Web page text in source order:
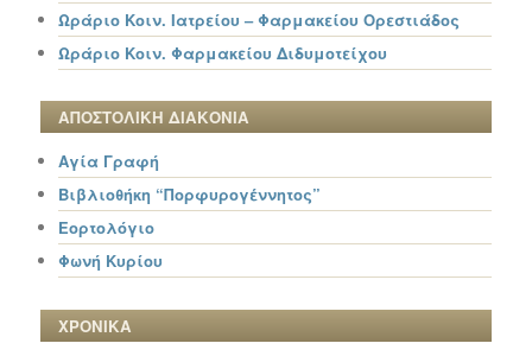
Ωράριο Κοιν. Ιατρείου – Φαρμακείου Ορεστιάδος
Ωράριο Κοιν. Φαρμακείου Διδυμοτείχου
ΑΠΟΣΤΟΛΙΚΗ ΔΙΑΚΟΝΙΑ
Αγία Γραφή
Βιβλιοθήκη “Πορφυρογέννητος”
Εορτολόγιο
Φωνή Κυρίου
ΧΡΟΝΙΚΑ